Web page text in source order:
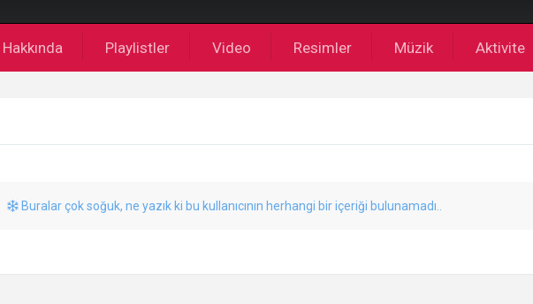
Hakkında Playlistler Video Resimler Müzik Aktivite
Buralar çok soğuk, ne yazık ki bu kullanıcının herhangi bir içeriği bulunamadı..